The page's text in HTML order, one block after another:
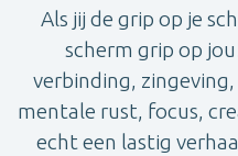
Als jij de grip op je
scherm grip op
verbinding,
mentale rust, focus,
echt een lastig